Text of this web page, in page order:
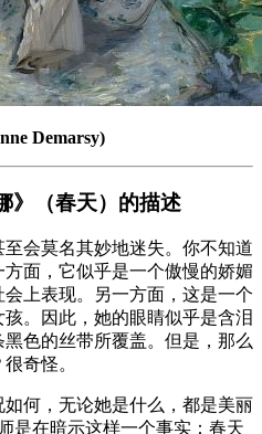
Demarsy)
》（春天）的描述
会莫名其妙地迷失。你不知道
面，它似乎是一个傲慢的娇媚
上表现。另一方面，这是一个
。因此，她的眼睛似乎是含泪
色的丝带所覆盖。但是，那么
奇怪。
何，无论她是什么，都是美丽
是在暗示这样一个事实：春天